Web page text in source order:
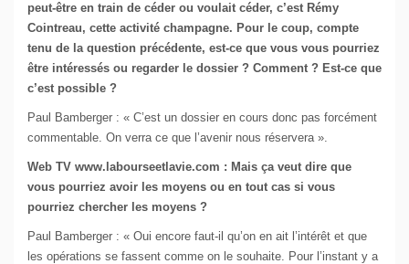
peut-être en train de céder ou voulait céder, c’est Rémy
Cointreau, cette activité champagne. Pour le coup, compte
tenu de la question précédente, est-ce que vous vous pourriez
être intéressés ou regarder le dossier ? Comment ? Est-ce que
c’est possible ?
Paul Bamberger : « C’est un dossier en cours donc pas forcément
commentable. On verra ce que l’avenir nous réservera ».
Web TV www.labourseetlavie.com : Mais ça veut dire que
vous pourriez avoir les moyens ou en tout cas si vous
pourriez chercher les moyens ?
Paul Bamberger : « Oui encore faut-il qu’on en ait l’intérêt et que
les opérations se fassent comme on le souhaite. Pour l’instant y a